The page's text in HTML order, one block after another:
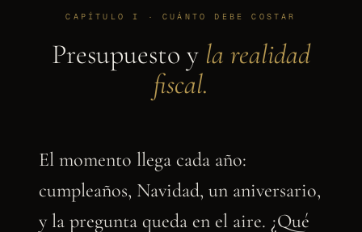
CAPÍTULO I · CUÁNTO DEBE COSTAR
Presupuesto y la realidad
fiscal.
El momento llega cada año:
cumpleaños, Navidad, un aniversario,
y la pregunta queda en el aire. ¿Qué